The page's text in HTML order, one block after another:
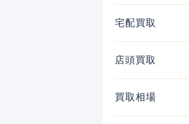
宅配買取
店頭買取
買取相場